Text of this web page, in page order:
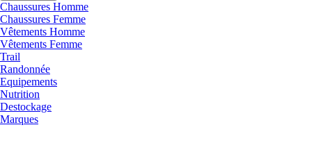
Chaussures Homme
Chaussures Femme
Vêtements Homme
Vêtements Femme
Trail
Randonnée
Equipements
Nutrition
Destockage
Marques